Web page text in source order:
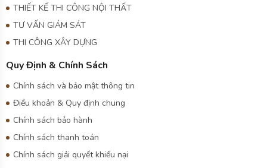
THIẾT KẾ THI CÔNG NỘI THẤT
TƯ VẤN GIÁM SÁT
THI CÔNG XÂY DỰNG
Quy Định & Chính Sách
Chính sách và bảo mật thông tin
Điều khoản & Quy định chung
Chính sách bảo hành
Chính sách thanh toán
Chính sách giải quyết khiếu nại